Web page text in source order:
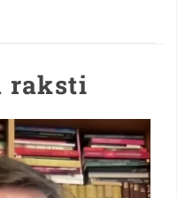
raksti